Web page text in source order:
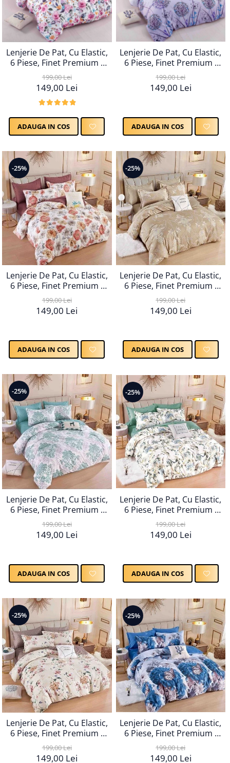
Lenjerie De Pat, Cu Elastic,
6 Piese, Finet Premium -
LPBF6PE43
199,00 Lei
149,00 Lei
ADAUGA IN COS
Lenjerie De Pat, Cu Elastic,
6 Piese, Finet Premium -
LPBF6PE45
199,00 Lei
149,00 Lei
ADAUGA IN COS
-25%
Lenjerie De Pat, Cu Elastic,
6 Piese, Finet Premium -
LPBF6PE46
199,00 Lei
149,00 Lei
ADAUGA IN COS
-25%
Lenjerie De Pat, Cu Elastic,
6 Piese, Finet Premium -
LPBF6PE48
199,00 Lei
149,00 Lei
ADAUGA IN COS
-25%
Lenjerie De Pat, Cu Elastic,
6 Piese, Finet Premium -
LPBF6PE49
199,00 Lei
149,00 Lei
ADAUGA IN COS
-25%
Lenjerie De Pat, Cu Elastic,
6 Piese, Finet Premium -
LPBF6PE51
199,00 Lei
149,00 Lei
ADAUGA IN COS
-25%
Lenjerie De Pat, Cu Elastic,
6 Piese, Finet Premium -
LPBF6PE52
199,00 Lei
149,00 Lei
-25%
Lenjerie De Pat, Cu Elastic,
6 Piese, Finet Premium -
LPBF6PE53
199,00 Lei
149,00 Lei